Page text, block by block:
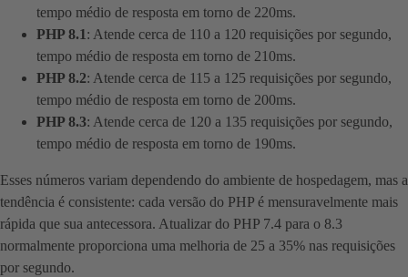
tempo médio de resposta em torno de 220ms.
PHP 8.1: Atende cerca de 110 a 120 requisições por segundo,
tempo médio de resposta em torno de 210ms.
PHP 8.2: Atende cerca de 115 a 125 requisições por segundo,
tempo médio de resposta em torno de 200ms.
PHP 8.3: Atende cerca de 120 a 135 requisições por segundo,
tempo médio de resposta em torno de 190ms.
Esses números variam dependendo do ambiente de hospedagem, mas a
tendência é consistente: cada versão do PHP é mensuravelmente mais
rápida que sua antecessora. Atualizar do PHP 7.4 para o 8.3
normalmente proporciona uma melhoria de 25 a 35% nas requisições
por segundo.